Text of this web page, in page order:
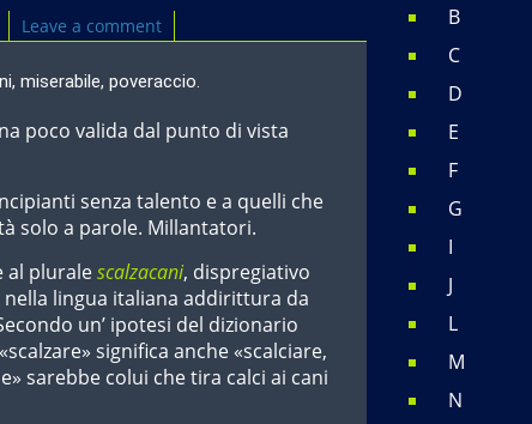
Leave a comment
miserabile, poveraccio.
poco valida dal punto di vista
senza talento e a quelli che
solo a parole. Millantatori.
al pluralescalzacani, dispregiativo
lingua italiana addirittura da
un’ ipotesi del dizionario
significa anche «scalciare,
sarebbe colui che tira calci ai cani
B
C
D
E
F
G
I
J
L
M
N